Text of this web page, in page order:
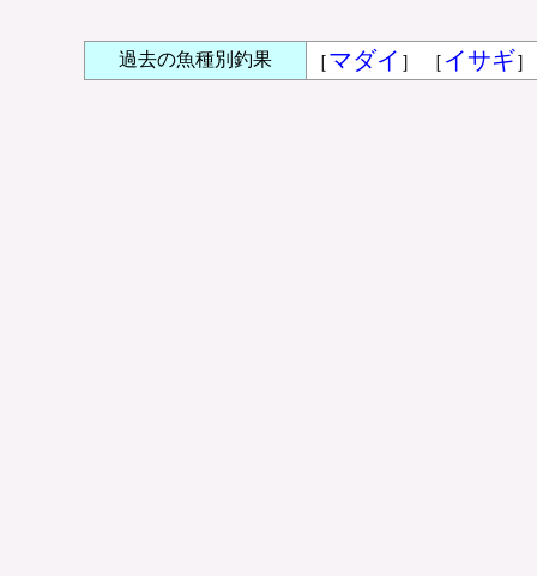
過去の魚種別釣果 ［マダイ ］ ［ イサギ